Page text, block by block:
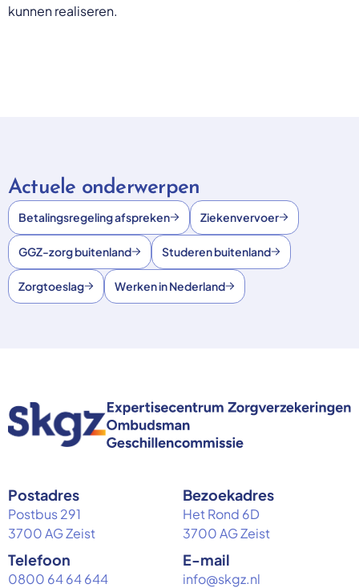
kunnen realiseren.
Actuele onderwerpen
Betalingsregeling afspreken Ziekenvervoer
GGZ-zorg buitenland Studeren buitenland
Zorgtoeslag Werken in Nederland
Postadres
Postbus 291
3700 AG Zeist
Bezoekadres
Het Rond 6D
3700 AG Zeist
Telefoon
0800 64 64 644
E-mail
info@skgz.nl